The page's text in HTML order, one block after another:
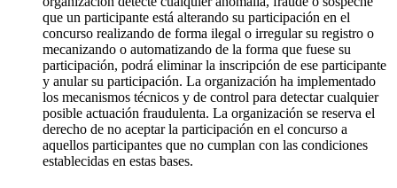
que un participante está alterando su participación en el
concurso realizando de forma ilegal o irregular su registro o
mecanizando o automatizando de la forma que fuese su
participación, podrá eliminar la inscripción de ese participante
y anular su participación. La organización ha implementado
los mecanismos técnicos y de control para detectar cualquier
posible actuación fraudulenta. La organización se reserva el
derecho de no aceptar la participación en el concurso a
aquellos participantes que no cumplan con las condiciones
establecidas en estas bases.